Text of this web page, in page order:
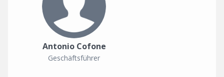
Antonio Cofone
Geschäftsführer